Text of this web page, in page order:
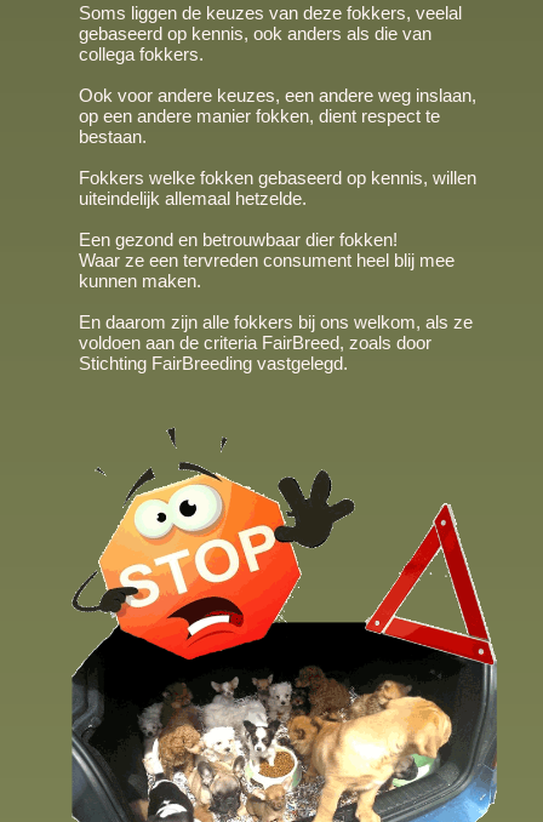
Soms liggen de keuzes van deze fokkers, veelal
gebaseerd op kennis, ook anders als die van
collega fokkers.
Ook voor andere keuzes, een andere weg inslaan,
op een andere manier fokken, dient respect te
bestaan.
Fokkers welke fokken gebaseerd op kennis, willen
uiteindelijk allemaal hetzelde.
Een gezond en betrouwbaar dier fokken!
Waar ze een tervreden consument heel blij mee
kunnen maken.
En daarom zijn alle fokkers bij ons welkom, als ze
voldoen aan de criteria FairBreed, zoals door
Stichting FairBreeding vastgelegd.